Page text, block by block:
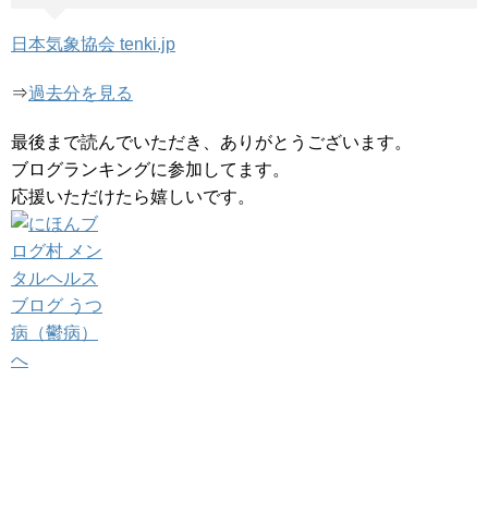
日本気象協会 tenki.jp
⇒過去分を見る
最後まで読んでいただき、ありがとうございます。
ブログランキングに参加してます。
応援いただけたら嬉しいです。